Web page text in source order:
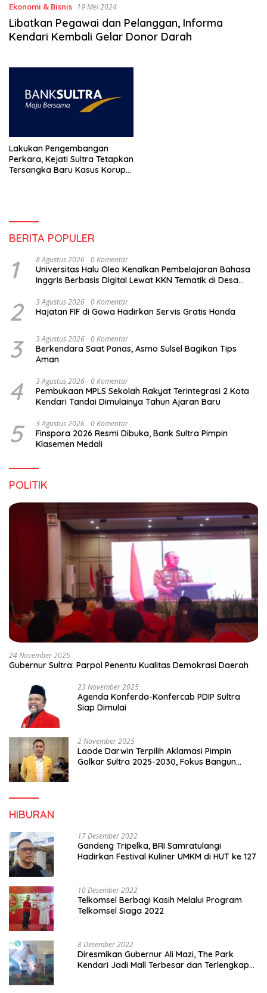
Ekonomi & Bisnis 19 Mei 2024
Libatkan Pegawai dan Pelanggan, Informa
Kendari Kembali Gelar Donor Darah
Lakukan Pengembangan
Perkara, Kejati Sultra Tetapkan
Tersangka Baru Kasus Korupsi
BERITA POPULER
1 8 Agustus 2026 0 Komentar
Universitas Halu Oleo Kenalkan Pembelajaran Bahasa
Inggris Berbasis Digital Lewat KKN Tematik di Desa
2 3 Agustus 2026 0 Komentar
Hajatan FIF di Gowa Hadirkan Servis Gratis Honda
3 3 Agustus 2026 0 Komentar
Berkendara Saat Panas, Asmo Sulsel Bagikan Tips
Aman
4 3 Agustus 2026 0 Komentar
Pembukaan MPLS Sekolah Rakyat Terintegrasi 2 Kota
Kendari Tandai Dimulainya Tahun Ajaran Baru
5 3 Agustus 2026 0 Komentar
Finspora 2026 Resmi Dibuka, Bank Sultra Pimpin
Klasemen Medali
POLITIK
24 November 2025
Gubernur Sultra: Parpol Penentu Kualitas Demokrasi Daerah
23 November 2025
Agenda Konferda-Konfercab PDIP Sultra
Siap Dimulai
2 November 2025
Laode Darwin Terpilih Aklamasi Pimpin
Golkar Sultra 2025-2030, Fokus Bangun
HIBURAN
17 Desember 2022
Gandeng Tripelka, BRI Samratulangi
Hadirkan Festival Kuliner UMKM di HUT ke 127
10 Desember 2022
Telkomsel Berbagi Kasih Melalui Program
Telkomsel Siaga 2022
8 Desember 2022
Diresmikan Gubernur Ali Mazi, The Park
Kendari Jadi Mall Terbesar dan Terlengkap